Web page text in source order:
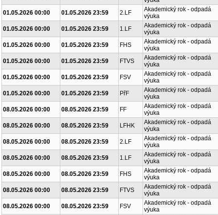
01.05.2026 00:00
01.05.2026 23:59 2.LF
Akademický rok - odpadá
výuka
01.05.2026 00:00
01.05.2026 23:59 1.LF
Akademický rok - odpadá
výuka
01.05.2026 00:00
01.05.2026 23:59 FHS
Akademický rok - odpadá
výuka
01.05.2026 00:00
01.05.2026 23:59 FTVS
Akademický rok - odpadá
výuka
01.05.2026 00:00
01.05.2026 23:59 FSV
Akademický rok - odpadá
výuka
01.05.2026 00:00
01.05.2026 23:59 PřF
Akademický rok - odpadá
výuka
08.05.2026 00:00
08.05.2026 23:59 FF
Akademický rok - odpadá
výuka
08.05.2026 00:00
08.05.2026 23:59 LFHK
Akademický rok - odpadá
výuka
08.05.2026 00:00
08.05.2026 23:59 2.LF
Akademický rok - odpadá
výuka
08.05.2026 00:00
08.05.2026 23:59 1.LF
Akademický rok - odpadá
výuka
08.05.2026 00:00
08.05.2026 23:59 FHS
Akademický rok - odpadá
výuka
08.05.2026 00:00
08.05.2026 23:59 FTVS
Akademický rok - odpadá
výuka
08.05.2026 00:00
08.05.2026 23:59 FSV
Akademický rok - odpadá
výuka